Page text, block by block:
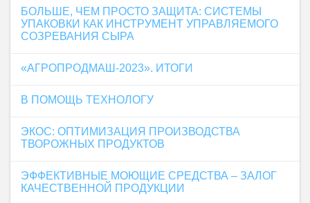
БОЛЬШЕ, ЧЕМ ПРОСТО ЗАЩИТА: СИСТЕМЫ
УПАКОВКИ КАК ИНСТРУМЕНТ УПРАВЛЯЕМОГО
СОЗРЕВАНИЯ СЫРА
«АГРОПРОДМАШ-2023». ИТОГИ
В ПОМОЩЬ ТЕХНОЛОГУ
ЭКОС: ОПТИМИЗАЦИЯ ПРОИЗВОДСТВА
ТВОРОЖНЫХ ПРОДУКТОВ
ЭФФЕКТИВНЫЕ МОЮЩИЕ СРЕДСТВА – ЗАЛОГ
КАЧЕСТВЕННОЙ ПРОДУКЦИИ